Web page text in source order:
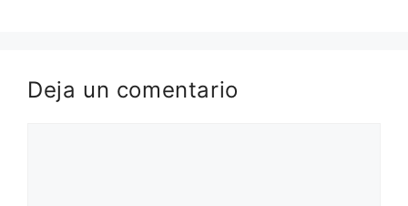
Deja un comentario